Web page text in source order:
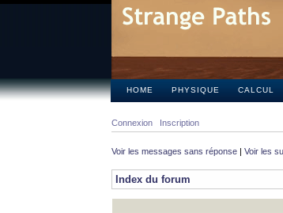
HOME PHYSIQUE CALCUL
Connexion Inscription
Voir les messages sans réponse | Voir les
Index du forum